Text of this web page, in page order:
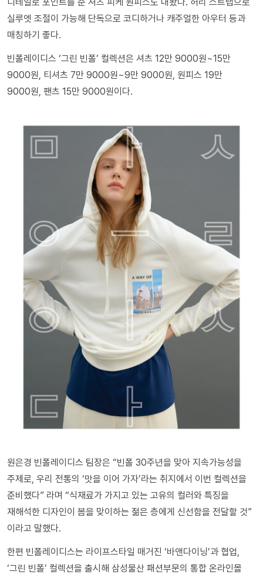
실루엣 조절이 가능해 단독으로 코디하거나 캐주얼한 아우터 등과
매칭하기 좋다.
빈폴레이디스 ‘그린 빈폴’ 컬렉션은 셔츠 12만 9000원~15만
9000원, 티셔츠 7만 9000원~9만 9000원, 원피스 19만
9000원, 팬츠 15만 9000원이다.
원은경 빈폴레이디스 팀장은 “빈폴 30주년을 맞아 지속가능성을
주제로, 우리 전통의 ‘맛을 이어 가자’라는 취지에서 이번 컬렉션을
준비했다” 라며 “식재료가 가지고 있는 고유의 컬러와 특징을
재해석한 디자인이 봄을 맞이하는 젊은 층에게 신선함을 전달할 것”
이라고 말했다.
한편 빈폴레이디스는 라이프스타일 매거진 ‘바앤다이닝’과 협업,
‘그린 빈폴’ 컬렉션을 출시해 삼성물산 패션부문의 통합 온라인몰